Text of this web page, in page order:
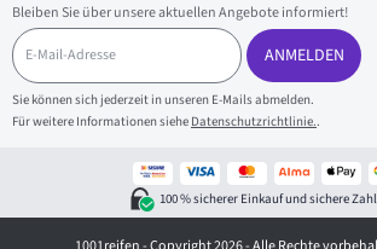
Bleiben Sie über unsere aktuellen Angebote informiert!
E
-
M
a
i
l
ANMELDEN
Sie können sich jederzeit in unseren E-Mails abmelden.
Für weitere Informationen siehe Datenschutzrichtlinie..
100 % sicherer Einkauf und sichere